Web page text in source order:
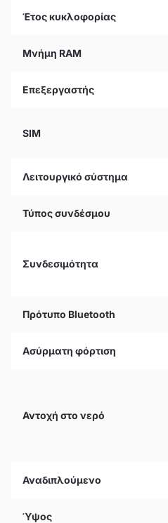
Έτος κυκλοφορίας
Μνήμη RAM
Επεξεργαστής
SIM
Λειτουργικό σύστημα
Τύπος συνδέσμου
Συνδεσιμότητα
Πρότυπο Bluetooth
Ασύρματη φόρτιση
Αντοχή στο νερό
Αναδιπλούμενο
Ύψος